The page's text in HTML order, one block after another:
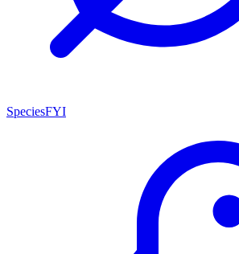
SpeciesFYI